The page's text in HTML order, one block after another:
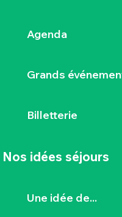
Agenda
Grands
Billetterie
Nos idées séjours
Une idée de...